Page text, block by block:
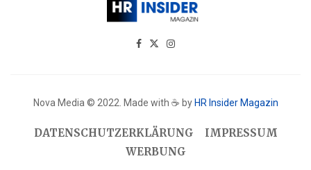
Nova Media © 2022. Made with ☕ by HR Insider Magazin
DATENSCHUTZERKLÄRUNG
IMPRESSUM
WERBUNG